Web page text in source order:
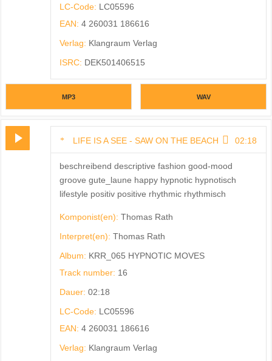
LC-Code: LC05596
EAN: 4 260031 186616
Verlag: Klangraum Verlag
ISRC: DEK501406515
MP3 WAV
LIFE IS A SEE - SAW ON THE BEACH 02:18
beschreibend descriptive fashion good-mood
groove gute_laune happy hypnotic hypnotisch
lifestyle positiv positive rhythmic rhythmisch
Komponist(en): Thomas Rath
Interpret(en): Thomas Rath
Album: KRR_065 HYPNOTIC MOVES
Track number: 16
Dauer: 02:18
LC-Code: LC05596
EAN: 4 260031 186616
Verlag: Klangraum Verlag